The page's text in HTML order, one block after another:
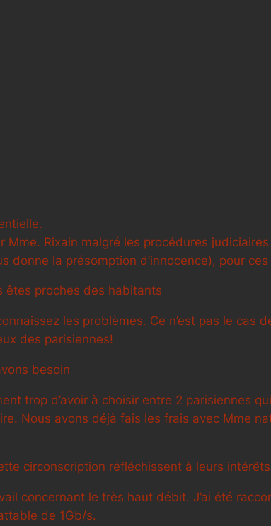
Mme. Rixain malgré les procédures
donne la présomption d’innocence), pour
êtes proches des habitants
les problèmes. Ce n’est pas le cas
des parisiennes!
besoin
trop d’avoir à choisir entre 2 parisiennes
Nous avons déjà fais les frais avec Mme
circonscription réfléchissent à leurs
concernant le très haut débit. J’ai été
de 1Gb/s.